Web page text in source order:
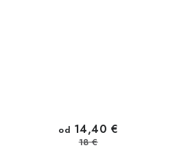
od 14,40 €
18 €